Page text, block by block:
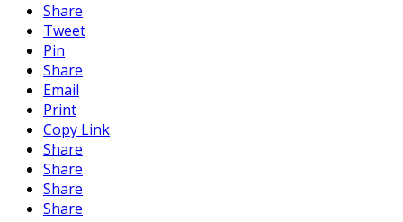
Share
Tweet
Pin
Share
Email
Print
Copy Link
Share
Share
Share
Share